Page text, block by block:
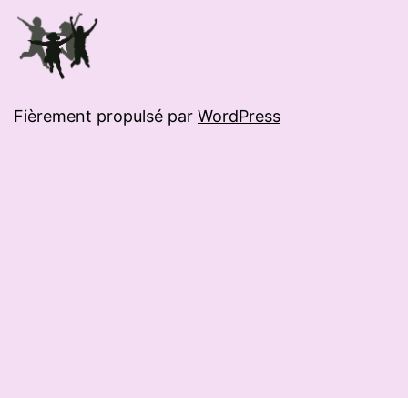
Fièrement propulsé par WordPress